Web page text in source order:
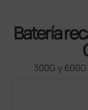
Batería
300G y